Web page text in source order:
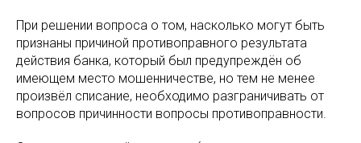
При решении вопроса о том, насколько могут быть
признаны причиной противоправного результата
действия банка, который был предупреждён об
имеющем место мошенничестве, но тем не менее
произвёл списание, необходимо разграничивать от
вопросов причинности вопросы противоправности.